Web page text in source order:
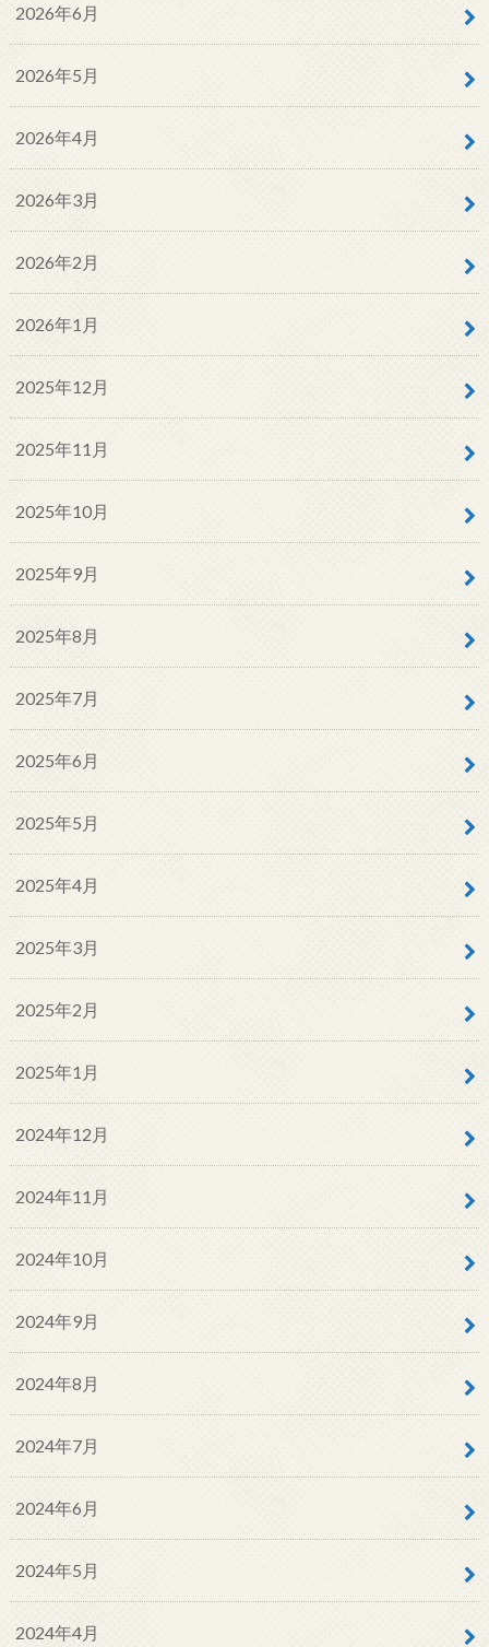
2026年6月
2026年5月
2026年4月
2026年3月
2026年2月
2026年1月
2025年12月
2025年11月
2025年10月
2025年9月
2025年8月
2025年7月
2025年6月
2025年5月
2025年4月
2025年3月
2025年2月
2025年1月
2024年12月
2024年11月
2024年10月
2024年9月
2024年8月
2024年7月
2024年6月
2024年5月
2024年4月